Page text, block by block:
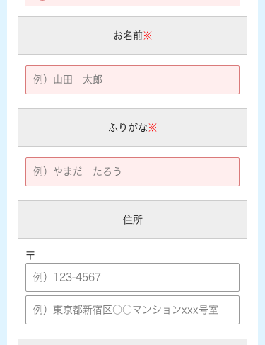
お名前※
ふりがな※
住所
〒